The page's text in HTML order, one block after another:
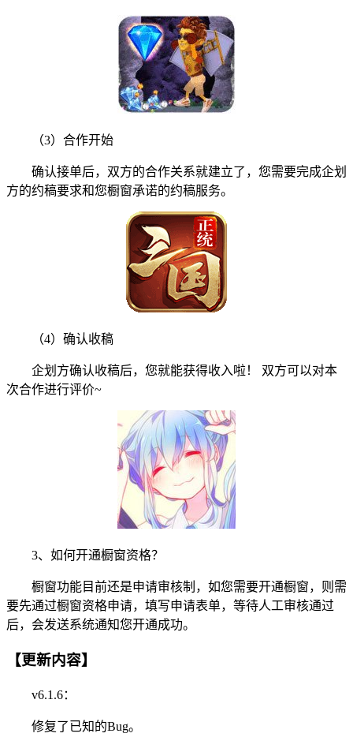
（3）合作开始
确认接单后，双方的合作关系就建立了，您需要完成企划
方的约稿要求和您橱窗承诺的约稿服务。
（4）确认收稿
企划方确认收稿后，您就能获得收入啦！ 双方可以对本
次合作进行评价~
3、如何开通橱窗资格？
橱窗功能目前还是申请审核制，如您需要开通橱窗，则需
要先通过橱窗资格申请，填写申请表单，等待人工审核通过
后，会发送系统通知您开通成功。
【更新内容】
v6.1.6：
修复了已知的Bug。